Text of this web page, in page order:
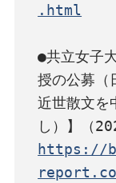
.html
●共立女子
授の公募（
近世散文を
https://